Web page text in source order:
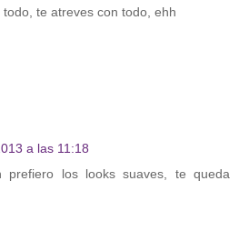
te atreves con todo, ehh
a las 11:18
prefiero los looks suaves, te queda